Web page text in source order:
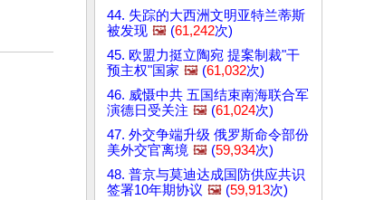
44. 失踪的大西洲文明亚特兰蒂斯
被发现 🖼️ (61,242次)
45. 欧盟力挺立陶宛 提案制裁"干
预主权"国家 🖼️ (61,032次)
46. 威慑中共 五国结束南海联合军
演德日受关注 🖼️ (61,024次)
47. 外交争端升级 俄罗斯命令部份
美外交官离境 🖼️ (59,934次)
48. 普京与莫迪达成国防供应共识
签署10年期协议 🖼️ (59,913次)